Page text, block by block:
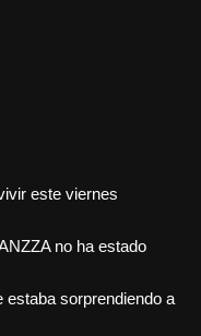
este viernes
no ha estado
estaba sorprendiendo a